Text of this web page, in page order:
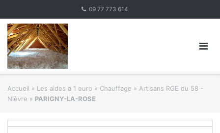
content
09 77 773 614
Accueil » Les aides a 1 euro » Chauffage » Artisans RGE du 58 -
Nièvre » PARIGNY-LA-ROSE